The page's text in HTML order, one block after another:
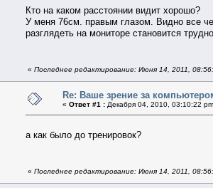
Кто на каком расстоянии видит хорошо?
У меня 76см. правым глазом. Видно все
разглядеть на мониторе становится
« Последнее редактирование: Июня 14, 2011,
Re: Ваше зрение за
« Ответ #1 : Декабря 04, 2010, 03:10:22
а как было до тренировок?
« Последнее редактирование: Июня 14, 2011,